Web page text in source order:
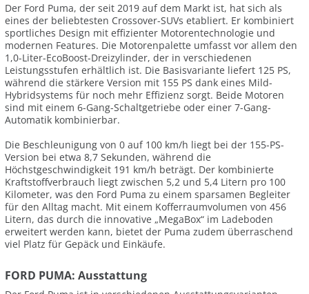
Der Ford Puma, der seit 2019 auf dem Markt ist, hat sich als
eines der beliebtesten Crossover-SUVs etabliert. Er kombiniert
sportliches Design mit effizienter Motorentechnologie und
modernen Features. Die Motorenpalette umfasst vor allem den
1,0-Liter-EcoBoost-Dreizylinder, der in verschiedenen
Leistungsstufen erhältlich ist. Die Basisvariante liefert 125 PS,
während die stärkere Version mit 155 PS dank eines Mild-
Hybridsystems für noch mehr Effizienz sorgt. Beide Motoren
sind mit einem 6-Gang-Schaltgetriebe oder einer 7-Gang-
Automatik kombinierbar.
Die Beschleunigung von 0 auf 100 km/h liegt bei der 155-PS-
Version bei etwa 8,7 Sekunden, während die
Höchstgeschwindigkeit 191 km/h beträgt. Der kombinierte
Kraftstoffverbrauch liegt zwischen 5,2 und 5,4 Litern pro 100
Kilometer, was den Ford Puma zu einem sparsamen Begleiter
für den Alltag macht. Mit einem Kofferraumvolumen von 456
Litern, das durch die innovative „MegaBox“ im Ladeboden
erweitert werden kann, bietet der Puma zudem überraschend
viel Platz für Gepäck und Einkäufe.
FORD PUMA: Ausstattung